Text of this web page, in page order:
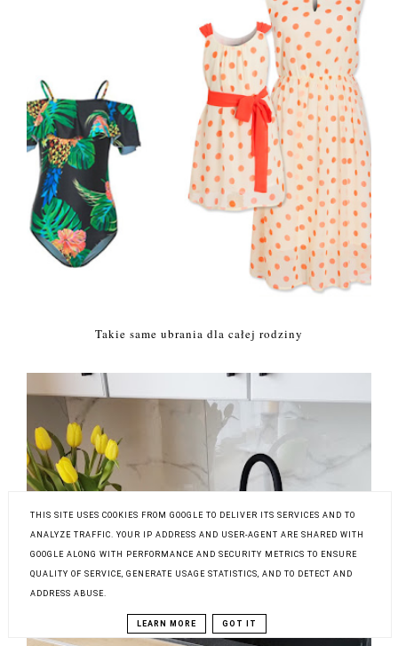
Takie same ubrania dla całej rodziny
THIS SITE USES COOKIES FROM GOOGLE TO DELIVER ITS SERVICES AND TO
ANALYZE TRAFFIC. YOUR IP ADDRESS AND USER-AGENT ARE SHARED WITH
GOOGLE ALONG WITH PERFORMANCE AND SECURITY METRICS TO ENSURE
QUALITY OF SERVICE, GENERATE USAGE STATISTICS, AND TO DETECT AND
ADDRESS ABUSE.
LEARN MORE GOT IT